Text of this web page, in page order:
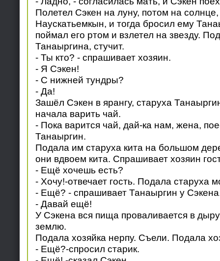
Полетел Сэкен на луну, потом на
Наускатьемкын, и тогда бросил ему
поймал его ртом и взлетел на звезду.
Танаыргина, стучит.
- Ты кто? - спрашивает хозяин.
- Я Сэкен!
- С нижней тундры?
- Да!
Зашёл Сэкен в ярангу, старуха
начала варить чай.
- Пока варится чай, дай-ка нам, жена,
Танаыргин.
Подала им старуха кита на большом
они вдвоем кита. Спрашивает хозяин
- Ещё хочешь есть?
- Хочу!-отвечает гость. Подала старуха
- Ещё? - спрашивает Танаыргин у
- Давай ещё!
У Сэкена вся пища проваливается в
землю.
Подала хозяйка нерпу. Съели. Подала
- Ещё?-спросил старик.